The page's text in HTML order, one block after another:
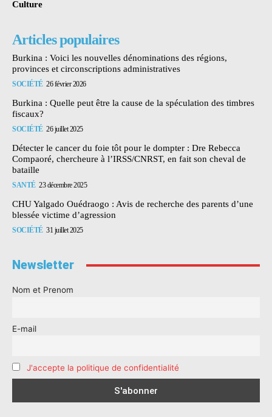
Culture
Articles populaires
Burkina : Voici les nouvelles dénominations des régions,
provinces et circonscriptions administratives
SOCIÉTÉ 26 février 2026
Burkina : Quelle peut être la cause de la spéculation des timbres
fiscaux?
SOCIÉTÉ 26 juillet 2025
Détecter le cancer du foie tôt pour le dompter : Dre Rebecca
Compaoré, chercheure à l’IRSS/CNRST, en fait son cheval de
bataille
SANTÉ 23 décembre 2025
CHU Yalgado Ouédraogo : Avis de recherche des parents d’une
blessée victime d’agression
SOCIÉTÉ 31 juillet 2025
Newsletter
Nom et Prenom
E-mail
J'accepte la politique de confidentialité